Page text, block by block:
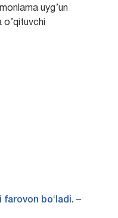
uyg’un
farovon boʻladi. –